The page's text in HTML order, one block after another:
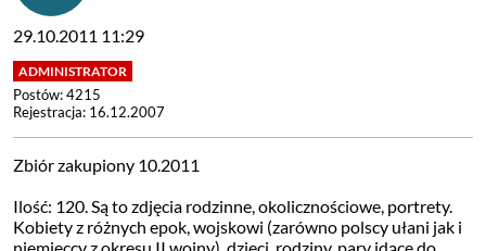
29.10.2011 11:29
Postów: 4215
Rejestracja: 16.12.2007
Zbiór zakupiony 10.2011
Ilość: 120. Są to zdjęcia rodzinne, okolicznościowe, portrety.
Kobiety z różnych epok, wojskowi (zarówno polscy ułani jak i